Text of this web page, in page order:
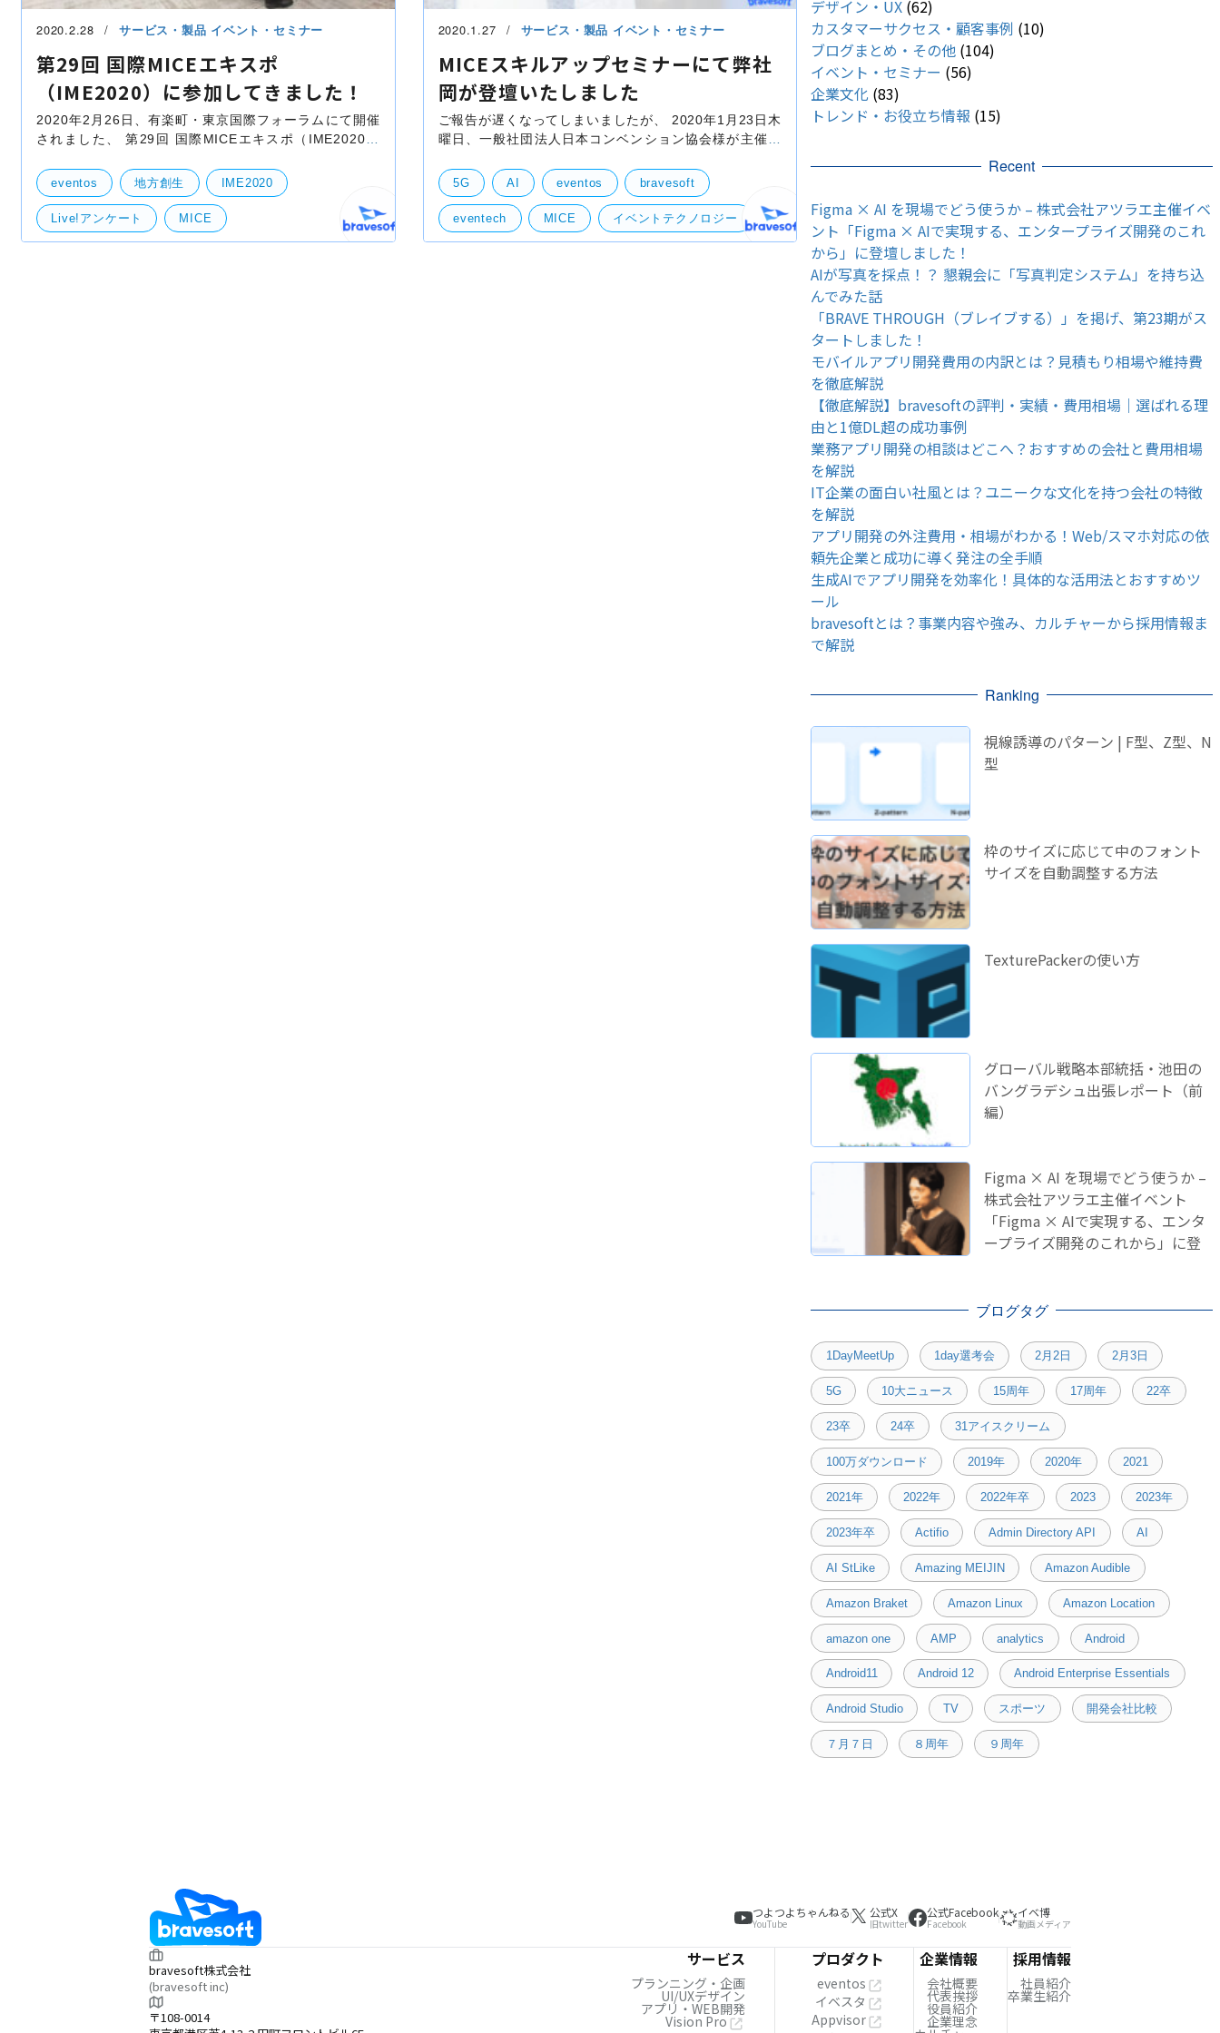
2020.2.28 サービス・製品 イベント・セミナー
第29回 国際MICEエキスポ
（IME2020）に参加してきました！
2020年2月26日、有楽町・東京国際フォーラムにて開催
されました、 第29回 国際MICEエキスポ（IME2020）
トは日本全国からMICE関係者（コンベンションビュー
ロ
eventos 地方創生 IME2020
Live!アンケート MICE
2020.1.27 サービス・製品 イベント・セミナー
MICEスキルアップセミナーにて弊社
岡が登壇いたしました
ご報告が遅くなってしまいましたが、 2020年1月23日木
曜日、一般社団法人日本コンベンション協会様が主催さ
変化するイベントテクノロジー〜」におきまして、 弊社
5G AI eventos bravesoft
eventech MICE イベントテクノロジー
デザイン・UX (62)
カスタマーサクセス・顧客事例 (10)
ブログまとめ・その他 (104)
イベント・セミナー (56)
企業文化 (83)
トレンド・お役立ち情報 (15)
Recent
Figma × AI を現場でどう使うか – 株式会社アツラエ主催イベ
ント「Figma × AIで実現する、エンタープライズ開発のこれ
から」に登壇しました！
AIが写真を採点！？ 懇親会に「写真判定システム」を持ち込
んでみた話
「BRAVE THROUGH（ブレイブする）」を掲げ、第23期がス
タートしました！
モバイルアプリ開発費用の内訳とは？見積もり相場や維持費
を徹底解説
【徹底解説】bravesoftの評判・実績・費用相場｜選ばれる理
由と1億DL超の成功事例
業務アプリ開発の相談はどこへ？おすすめの会社と費用相場
を解説
IT企業の面白い社風とは？ユニークな文化を持つ会社の特徴
を解説
アプリ開発の外注費用・相場がわかる！Web/スマホ対応の依
頼先企業と成功に導く発注の全手順
生成AIでアプリ開発を効率化！具体的な活用法とおすすめツ
ール
bravesoftとは？事業内容や強み、カルチャーから採用情報ま
で解説
Ranking
視線誘導のパターン | F型、Z型、N
型
枠のサイズに応じて中のフォント
サイズを自動調整する方法
TexturePackerの使い方
グローバル戦略本部統括・池田の
バングラデシュ出張レポート（前
編）
Figma × AI を現場でどう使うか –
株式会社アツラエ主催イベント
「Figma × AIで実現する、エンタ
ープライズ開発のこれから」に登
ブログタグ
1DayMeetUp 1day選考会 2月2日 2月3日
5G 10大ニュース 15周年 17周年 22卒
23卒 24卒 31アイスクリーム
100万ダウンロード 2019年 2020年 2021
2021年 2022年 2022年卒 2023 2023年
2023年卒 Actifio Admin Directory API AI
AI StLike Amazing MEIJIN Amazon Audible
Amazon Braket Amazon Linux Amazon Location
amazon one AMP analytics Android
Android11 Android 12 Android Enterprise Essentials
Android Studio TV スポーツ 開発会社比較
７月７日 ８周年 ９周年
つよつよちゃんねる
YouTube
公式X
旧twitter
公式Facebook
Facebook
イベ博
動画メディア
bravesoft株式会社
(bravesoft inc)
〒108-0014
サービス
プランニング・企画
UI/UXデザイン
アプリ・WEB開発
Vision Pro
プロダクト
eventos
イベスタ
Appvisor
企業情報
会社概要
代表挨拶
役員紹介
企業理念
採用情報
社員紹介
卒業生紹介